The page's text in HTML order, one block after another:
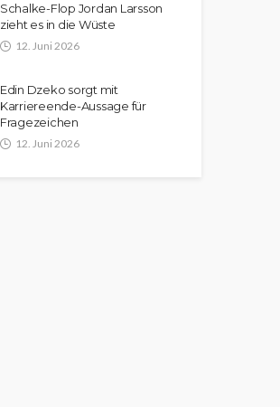
Schalke-Flop Jordan Larsson
zieht es in die Wüste
12. Juni 2026
Edin Dzeko sorgt mit
Karriereende-Aussage für
Fragezeichen
12. Juni 2026